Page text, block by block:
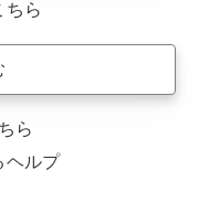
ちら
ら
ヘルプ